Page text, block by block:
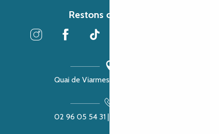
Restons connectés
Quai de Viarmes, 22300 Lannion
02 96 05 54 31 | 02 96 04 04 57